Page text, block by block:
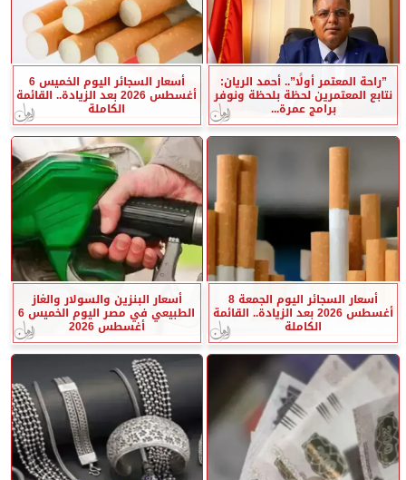
”راحة المعتمر أولًا”.. أحمد الريان:
نتابع المعتمرين لحظة بلحظة ونوفر
برامج عمرة...
أسعار السجائر اليوم الخميس 6
أغسطس 2026 بعد الزيادة.. القائمة
الكاملة
أسعار السجائر اليوم الجمعة 8
أغسطس 2026 بعد الزيادة.. القائمة
الكاملة
أسعار البنزين والسولار والغاز
الطبيعي في مصر اليوم الخميس 6
أغسطس 2026